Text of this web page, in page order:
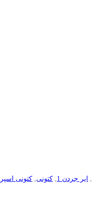
, ایر جردن 1 , کتونی, کتونی